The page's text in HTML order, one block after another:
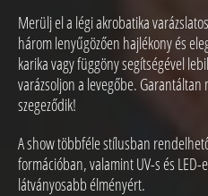
Merülj el a légi akrobatika
három lenyűgözően hajlékony és
karika vagy függöny segítségével
varázsoljon a levegőbe. Garantáltan
szegeződik!
A show többféle stílusban
formációban, valamint UV-s és LED-
látványosabb élményért.